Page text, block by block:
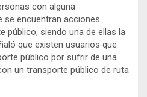
con alguna
se encuentran acciones
público, siendo una de ellas la
que existen usuarios que
público por sufrir de una
un transporte público de ruta